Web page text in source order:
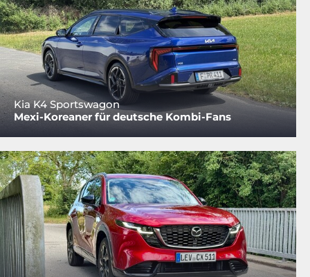
Kia K4 Sportswagon
Mexi-Koreaner für deutsche Kombi-Fans